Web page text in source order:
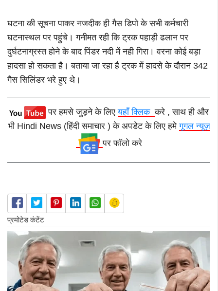
घटना की सूचना पाकर नजदीक ही गैस डिपो के सभी कर्मचारी
घटनास्थल पर पहुंचे। गनीमत रही कि ट्रक पहाड़ी ढलान पर
दुर्घटनाग्रस्त होने के बाद पिंडर नदी में नही गिरा। वरना कोई बड़ा
हादसा हो सकता है। बताया जा रहा है ट्रक में हादसे के दौरान 342
गैस सिलिंडर भरे हुए थे।
पर हमसे जुड़ने के लिएयहाँ क्लिककरे , साथ ही और
भी Hindi News (हिंदी समाचार ) के अपडेट के लिए हमेगूगल न्यूज़
पर फॉलो करे